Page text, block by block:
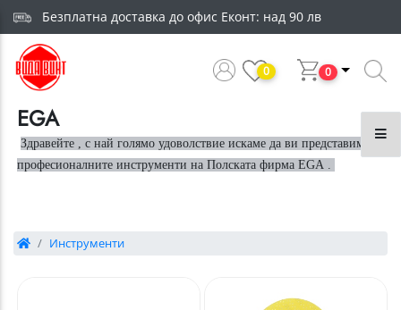
Безплатна доставка до офис Еконт: над 90 лв
0 0
и порти
EGA
Здравейте , с най голямо удоволствие искаме да ви представим
професионалните инструменти на Полската фирма EGA .
Инструменти